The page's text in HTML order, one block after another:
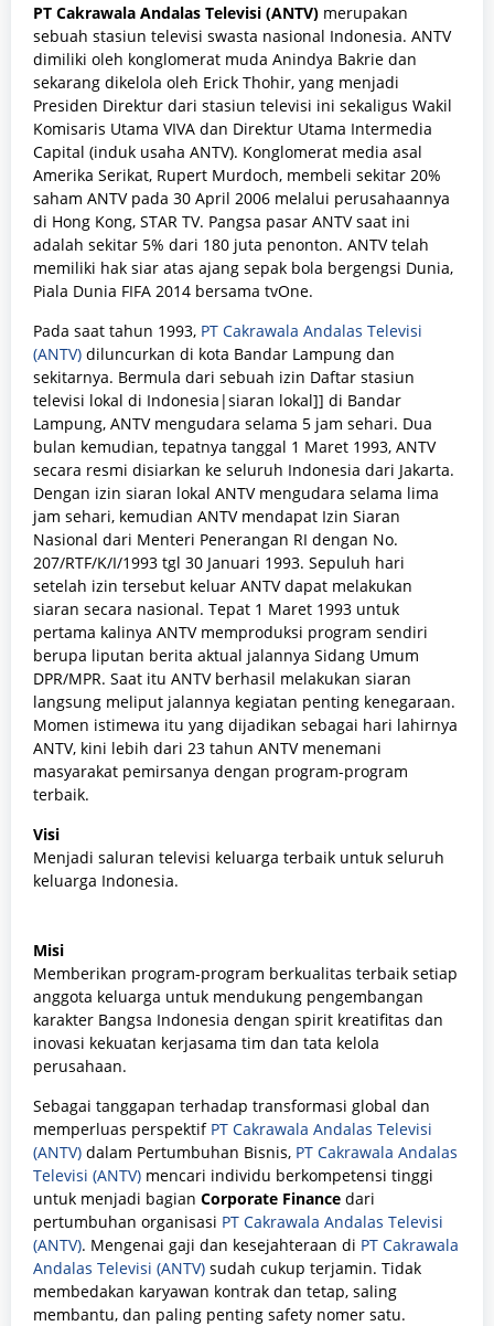
PT Cakrawala Andalas Televisi (ANTV) merupakan
sebuah stasiun televisi swasta nasional Indonesia. ANTV
dimiliki oleh konglomerat muda Anindya Bakrie dan
sekarang dikelola oleh Erick Thohir, yang menjadi
Presiden Direktur dari stasiun televisi ini sekaligus Wakil
Komisaris Utama VIVA dan Direktur Utama Intermedia
Capital (induk usaha ANTV). Konglomerat media asal
Amerika Serikat, Rupert Murdoch, membeli sekitar 20%
saham ANTV pada 30 April 2006 melalui perusahaannya
di Hong Kong, STAR TV. Pangsa pasar ANTV saat ini
adalah sekitar 5% dari 180 juta penonton. ANTV telah
memiliki hak siar atas ajang sepak bola bergengsi Dunia,
Piala Dunia FIFA 2014 bersama tvOne.
Pada saat tahun 1993, PT Cakrawala Andalas Televisi
(ANTV) diluncurkan di kota Bandar Lampung dan
sekitarnya. Bermula dari sebuah izin Daftar stasiun
televisi lokal di Indonesia|siaran lokal]] di Bandar
Lampung, ANTV mengudara selama 5 jam sehari. Dua
bulan kemudian, tepatnya tanggal 1 Maret 1993, ANTV
secara resmi disiarkan ke seluruh Indonesia dari Jakarta.
Dengan izin siaran lokal ANTV mengudara selama lima
jam sehari, kemudian ANTV mendapat Izin Siaran
Nasional dari Menteri Penerangan RI dengan No.
207/RTF/K/I/1993 tgl 30 Januari 1993. Sepuluh hari
setelah izin tersebut keluar ANTV dapat melakukan
siaran secara nasional. Tepat 1 Maret 1993 untuk
pertama kalinya ANTV memproduksi program sendiri
berupa liputan berita aktual jalannya Sidang Umum
DPR/MPR. Saat itu ANTV berhasil melakukan siaran
langsung meliput jalannya kegiatan penting kenegaraan.
Momen istimewa itu yang dijadikan sebagai hari lahirnya
ANTV, kini lebih dari 23 tahun ANTV menemani
masyarakat pemirsanya dengan program-program
terbaik.
Visi
Menjadi saluran televisi keluarga terbaik untuk seluruh
keluarga Indonesia.
Misi
Memberikan program-program berkualitas terbaik setiap
anggota keluarga untuk mendukung pengembangan
karakter Bangsa Indonesia dengan spirit kreatifitas dan
inovasi kekuatan kerjasama tim dan tata kelola
perusahaan.
Sebagai tanggapan terhadap transformasi global dan
memperluas perspektif PT Cakrawala Andalas Televisi
(ANTV) dalam Pertumbuhan Bisnis, PT Cakrawala Andalas
Televisi (ANTV) mencari individu berkompetensi tinggi
untuk menjadi bagian Corporate Finance dari
pertumbuhan organisasi PT Cakrawala Andalas Televisi
(ANTV). Mengenai gaji dan kesejahteraan di PT Cakrawala
Andalas Televisi (ANTV) sudah cukup terjamin. Tidak
membedakan karyawan kontrak dan tetap, saling
membantu, dan paling penting safety nomer satu.